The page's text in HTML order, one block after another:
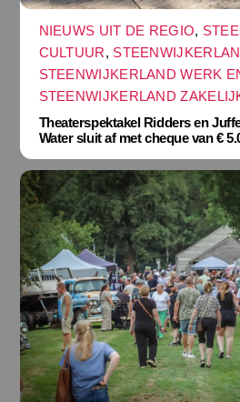
NIEUWS UIT DE REGIO,
CULTUUR,
STEENWIJKERLAND WERK
STEENWIJKERLAND
Theaterspektakel Ridders en
Water sluit af met cheque van €